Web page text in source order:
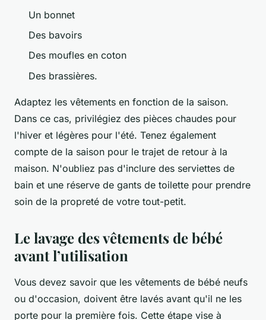
Un bonnet
Des bavoirs
Des moufles en coton
Des brassières.
Adaptez les vêtements en fonction de la saison.
Dans ce cas, privilégiez des pièces chaudes pour
l'hiver et légères pour l'été. Tenez également
compte de la saison pour le trajet de retour à la
maison. N'oubliez pas d'inclure des serviettes de
bain et une réserve de gants de toilette pour prendre
soin de la propreté de votre tout-petit.
Le lavage des vêtements de bébé
avant l’utilisation
Vous devez savoir que les vêtements de bébé neufs
ou d'occasion, doivent être lavés avant qu'il ne les
porte pour la première fois. Cette étape vise à